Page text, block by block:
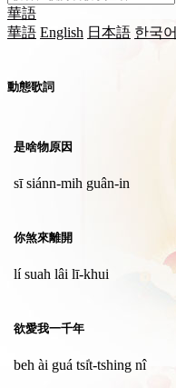
華語
華語 English 日本語 한국어
動態歌詞
是啥物原因
sī siánn-mih guân-in
你煞來離開
lí suah lâi lī-khui
欲愛我一千年
beh ài guá tsi̍t-tshing nî